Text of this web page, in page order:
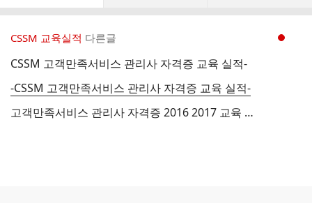
댓
CSSM 교육실적 다른글
CSSM 고객만족서비스 관리사 자격증 교육 실적-
-CSSM 고객만족서비스 관리사 자격증 교육 실적-
고객만족서비스 관리사 자격증 2016 2017 교육 실적